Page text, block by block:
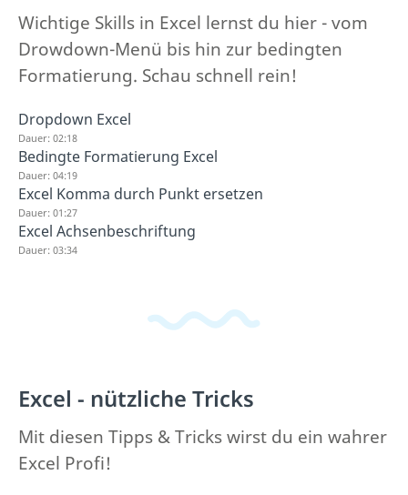
Wichtige Skills in Excel lernst du hier - vom
Drowdown-Menü bis hin zur bedingten
Formatierung. Schau schnell rein!
Dropdown Excel
Dauer: 02:18
Bedingte Formatierung Excel
Dauer: 04:19
Excel Komma durch Punkt ersetzen
Dauer: 01:27
Excel Achsenbeschriftung
Dauer: 03:34
Excel - nützliche Tricks
Mit diesen Tipps & Tricks wirst du ein wahrer
Excel Profi!